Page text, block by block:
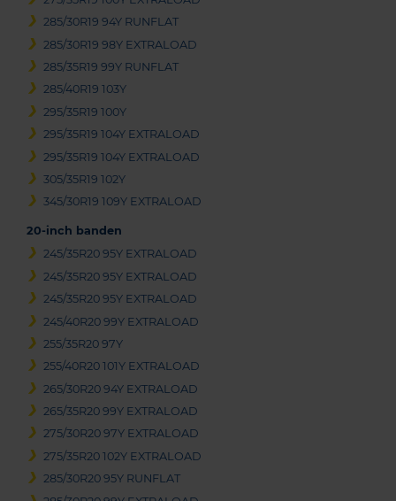
285/30R19 94Y RUNFLAT
285/30R19 98Y EXTRALOAD
285/35R19 99Y RUNFLAT
285/40R19 103Y
295/35R19 100Y
295/35R19 104Y EXTRALOAD
295/35R19 104Y EXTRALOAD
305/35R19 102Y
345/30R19 109Y EXTRALOAD
20-inch banden
245/35R20 95Y EXTRALOAD
245/35R20 95Y EXTRALOAD
245/35R20 95Y EXTRALOAD
245/40R20 99Y EXTRALOAD
255/35R20 97Y
255/40R20 101Y EXTRALOAD
265/30R20 94Y EXTRALOAD
265/35R20 99Y EXTRALOAD
275/30R20 97Y EXTRALOAD
275/35R20 102Y EXTRALOAD
285/30R20 95Y RUNFLAT